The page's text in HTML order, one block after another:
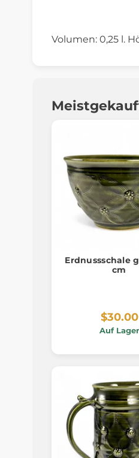
Volumen: 0,25 l.
Erdnussschale
cm
$30.00
Auf Lager